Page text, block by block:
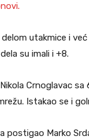
utakmice i
su imali i +8.
Crnoglavac
Istakao se i
postigao Marko